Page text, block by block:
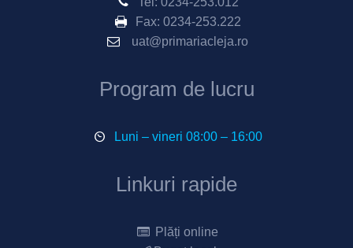
Fax: 0234-253.222
uat@primariacleja.ro
Program de lucru
Luni – vineri 08:00 – 16:00
Linkuri rapide
Plăți online